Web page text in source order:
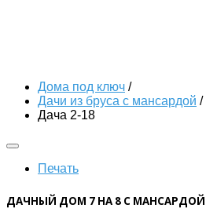
Дома под ключ /
Дачи из бруса с мансардой /
Дача 2-18
Печать
ДАЧНЫЙ ДОМ 7 НА 8 С МАНСАРДОЙ